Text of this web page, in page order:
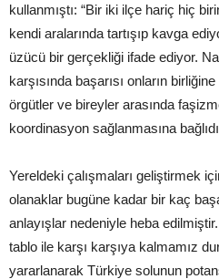
kullanmıştı: “Bir iki ilçe hariç hiç
kendi aralarında tartışıp kavga
üzücü bir gerçekliği ifade ediyor.
karşısında başarısı onların
örgütler ve bireyler arasında
koordinasyon sağlanmasına
Yereldeki çalışmaları geliştirmek
olanaklar bugüne kadar bir kaç
anlayışlar nedeniyle heba
tablo ile karşı karşıya kalmamız
yararlanarak Türkiye solunun